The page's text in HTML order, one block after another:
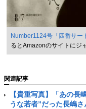
Number1124号「四番サー
るとAmazonのサイトにジ
関連記事
【貴重写真】「あの
うな若者”だった長嶋